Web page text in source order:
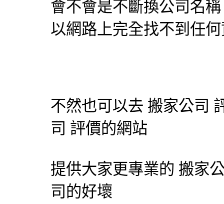
會不會是不斷換公司名
以網路上完全找不到任
不然也可以去 搬家公司
司 評價的網站
提供大家更專業的 搬家
司的好壞